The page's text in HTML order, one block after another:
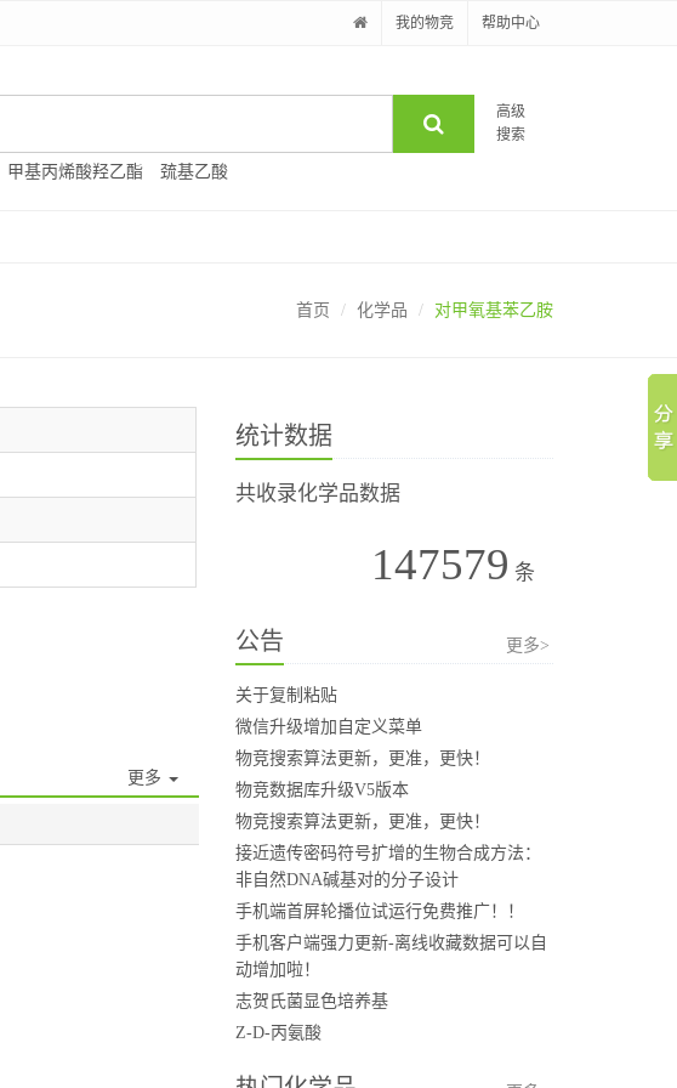
我的物竞 帮助中心
高级
搜索
甲基丙烯酸羟乙酯 巯基乙酸
首页 化学品 对甲氧基苯乙胺
更多
统计数据
共收录化学品数据
147579 条
公告 更多>
关于复制粘贴
微信升级增加自定义菜单
物竞搜索算法更新，更准，更快！
物竞数据库升级V5版本
物竞搜索算法更新，更准，更快！
接近遗传密码符号扩增的生物合成方法：
非自然DNA碱基对的分子设计
手机端首屏轮播位试运行免费推广！！
手机客户端强力更新-离线收藏数据可以自
动增加啦！
志贺氏菌显色培养基
Z-D-丙氨酸